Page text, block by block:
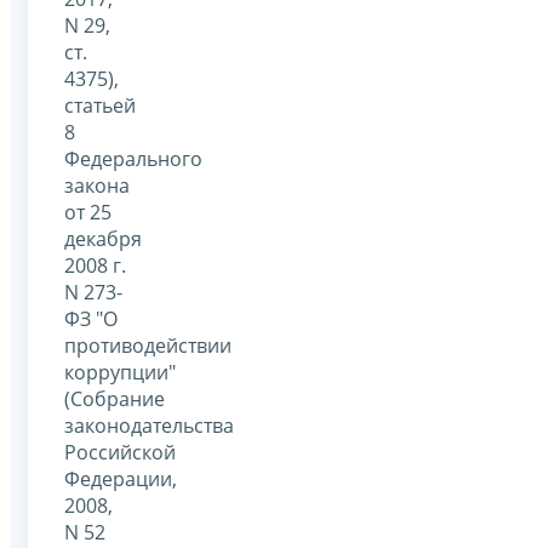
N 29,
ст.
4375),
статьей
8
Федерального
закона
от 25
декабря
2008 г.
N 273-
ФЗ "О
противодействии
коррупции"
(Собрание
законодательства
Российской
Федерации,
2008,
N 52